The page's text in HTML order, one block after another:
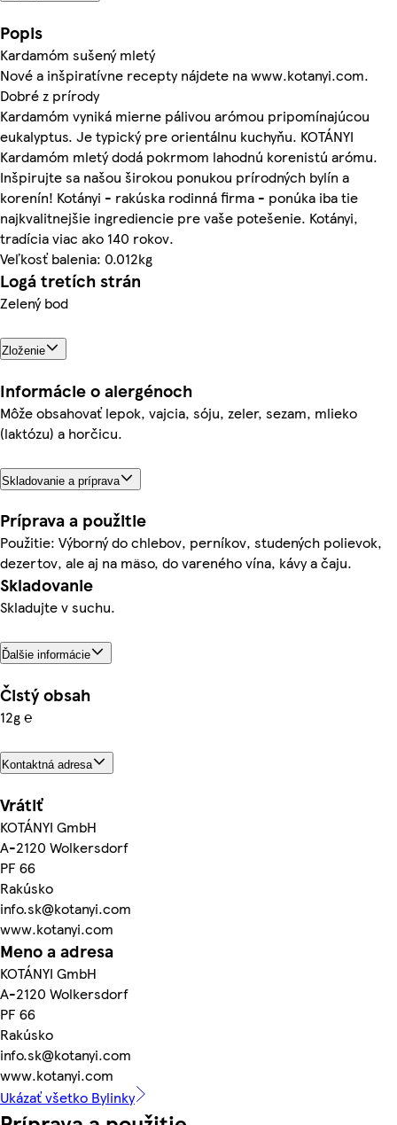
Popis
Kardamóm sušený mletý
Nové a inšpiratívne recepty nájdete na www.kotanyi.com.
Dobré z prírody
Kardamóm vyniká mierne pálivou arómou pripomínajúcou
eukalyptus. Je typický pre orientálnu kuchyňu. KOTÁNYI
Kardamóm mletý dodá pokrmom lahodnú korenistú arómu.
Inšpirujte sa našou širokou ponukou prírodných bylín a
korenín! Kotányi - rakúska rodinná firma - ponúka iba tie
najkvalitnejšie ingrediencie pre vaše potešenie. Kotányi,
tradícia viac ako 140 rokov.
Veľkosť balenia: 0.012kg
Logá tretích strán
Zelený bod
Zloženie
Informácie o alergénoch
Môže obsahovať lepok, vajcia, sóju, zeler, sezam, mlieko
(laktózu) a horčicu.
Skladovanie a príprava
Príprava a použitie
Použitie: Výborný do chlebov, perníkov, studených polievok,
dezertov, ale aj na mäso, do vareného vína, kávy a čaju.
Skladovanie
Skladujte v suchu.
Ďalšie informácie
Čistý obsah
12g ℮
Kontaktná adresa
Vrátiť
KOTÁNYI GmbH
A-2120 Wolkersdorf
PF 66
Rakúsko
info.sk@kotanyi.com
www.kotanyi.com
Meno a adresa
KOTÁNYI GmbH
A-2120 Wolkersdorf
PF 66
Rakúsko
info.sk@kotanyi.com
www.kotanyi.com
Ukázať všetko Bylinky